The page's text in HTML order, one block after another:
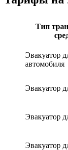
Тип
Эвакуатор
автомобиля
Эвакуатор
Эвакуатор
Эвакуатор